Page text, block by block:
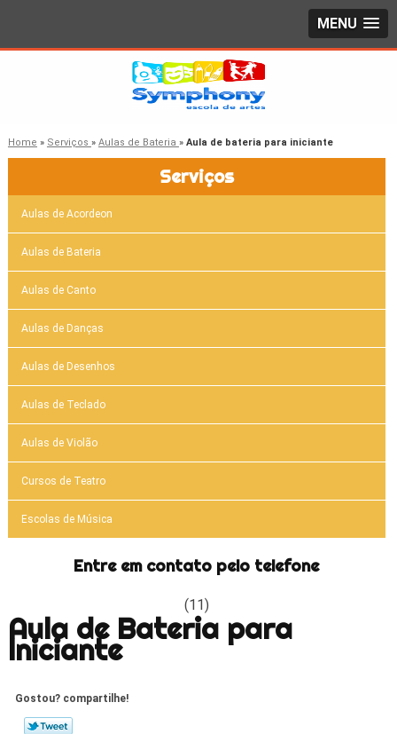
MENU
Home » Serviços » Aulas de Bateria » Aula de bateria para iniciante
Serviços
Aulas de Acordeon
Aulas de Bateria
Aulas de Canto
Aulas de Danças
Aulas de Desenhos
Aulas de Teclado
Aulas de Violão
Cursos de Teatro
Escolas de Música
Entre em contato pelo telefone
(11)
Aula de Bateria para
Iniciante
Gostou? compartilhe!